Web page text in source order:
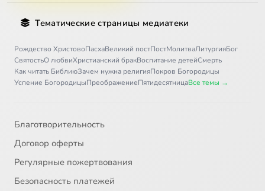
Тематические страницы медиатеки
Рождество ХристовоПасхаВеликий постПостМолитваЛитургияБог
СвятостьО любвиХристианский бракВоспитание детейСмерть
Как читать БиблиюЗачем нужна религияПокров Богородицы
Успение БогородицыПреображениеПятидесятницаВсе темы →
Благотворительность
Договор оферты
Регулярные пожертвования
Безопасность платежей